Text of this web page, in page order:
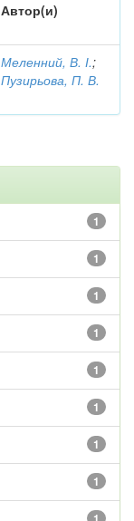
Автор(и)
Меленний, В. І.;
Пузирьова, П. В.
1
1
1
1
1
1
1
1